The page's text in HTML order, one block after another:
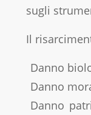
sugli
Il
Danno
Danno
Danno